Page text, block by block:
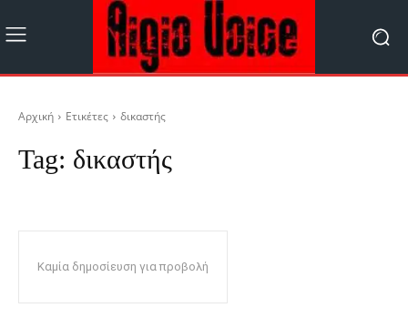
Αρχική Ετικέτες δικαστής
Tag: δικαστής
Καμία δημοσίευση για προβολή